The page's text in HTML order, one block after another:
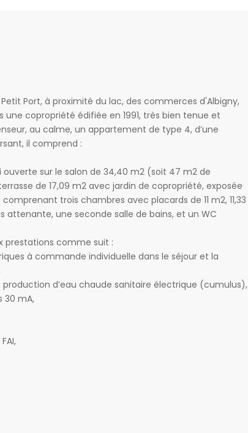
Port, à proximité du lac, des commerces d'Albigny,
copropriété édifiée en 1991, très bien tenue et
au calme, un appartement de type 4, d’une
il comprend :
ouverte sur le salon de 34,40 m2 (soit 47 m2 de
de 17,09 m2 avec jardin de copropriété, exposée
trois chambres avec placards de 11 m2, 11,33
attenante, une seconde salle de bains, et un WC
prestations comme suit :
à commande individuelle dans le séjour et la
d’eau chaude sanitaire électrique (cumulus),
30 mA,